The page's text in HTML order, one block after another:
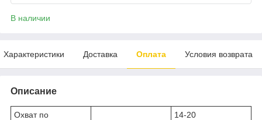
В наличии
Характеристики Доставка Оплата Условия возврата
Описание
Охват по
14-20